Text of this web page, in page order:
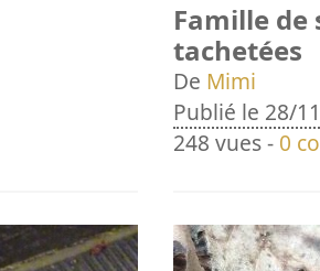
Famille de
tachetées
De Mimi
Publié le 28/
248 vues - 0